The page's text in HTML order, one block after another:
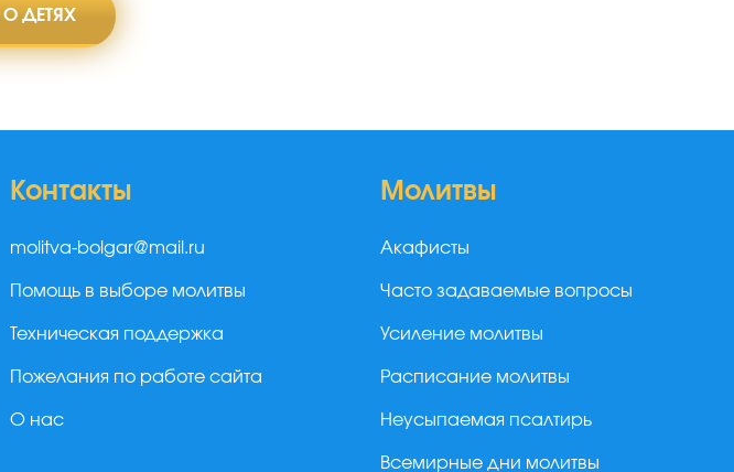
ДЕТЯХ
Контакты
molitva-bolgar@mail.ru
Помощь в выборе молитвы
Техническая поддержка
Пожелания по работе сайта
О нас
Молитвы
Акафисты
Часто задаваемые вопросы
Усиление молитвы
Расписание молитвы
Неусыпаемая псалтирь
Всемирные дни молитвы